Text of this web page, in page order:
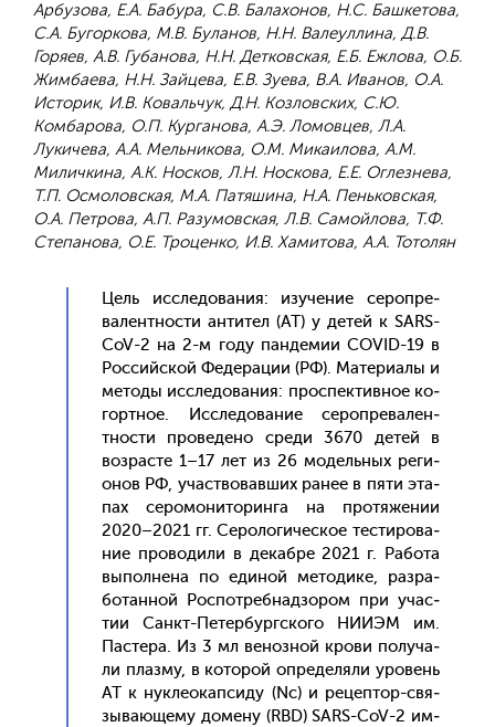
Арбузова, Е.А. Бабура, С.В. Балахонов, Н.С. Башкетова,
С.А. Бугоркова, М.В. Буланов, Н.Н. Валеуллина, Д.В.
Горяев, А.В. Губанова, Н.Н. Детковская, Е.Б. Ежлова, О.Б.
Жимбаева, Н.Н. Зайцева, Е.В. Зуева, В.А. Иванов, О.А.
Историк, И.В. Ковальчук, Д.Н. Козловских, С.Ю.
Комбарова, О.П. Курганова, А.Э. Ломовцев, Л.А.
Лукичева, А.А. Мельникова, О.М. Микаилова, А.М.
Миличкина, А.К. Носков, Л.Н. Носкова, Е.Е. Оглезнева,
Т.П. Осмоловская, М.А. Патяшина, Н.А. Пеньковская,
О.А. Петрова, А.П. Разумовская, Л.В. Самойлова, Т.Ф.
Степанова, О.Е. Троценко, И.В. Хамитова, А.А. Тотолян
Цель ис­сле­дова­ния: изу­чение се­роп­ре­
вален­тнос­ти ан­ти­тел (AT) у де­тей к SARS-
CoV-2 на 2-м го­ду пан­де­мии COVID-19 в
Рос­сий­ской Фе­дера­ции (РФ). Ма­тери­алы и
ме­тоды ис­сле­дова­ния: прос­пектив­ное ко­
гор­тное. Ис­сле­дова­ние се­роп­ре­вален­
тнос­ти про­веде­но сре­ди 3670 де­тей в
воз­расте 1–17 лет из 26 мо­дель­ных ре­ги­
онов РФ, учас­тво­вав­ших ра­нее в пя­ти эта­
пах се­ромо­нито­рин­га на про­тяже­нии
2020–2021 гг. Се­роло­гичес­кое тес­ти­рова­
ние про­води­ли в де­каб­ре 2021 г. Ра­бота
вы­пол­не­на по еди­ной ме­тоди­ке, раз­ра­
ботан­ной Рос­потреб­надзо­ром при учас­
тии Санкт-Пе­тер­бург­ско­го НИ­ИЭМ им.
Пас­те­ра. Из 3 мл ве­ноз­ной кро­ви по­луча­
ли плаз­му, в ко­торой оп­ре­деля­ли уро­вень
AT к нук­ле­окап­си­ду (Nc) и ре­цеп­тор-свя­
зыва­юще­му до­мену (RBD) SARS-CoV-2 им­